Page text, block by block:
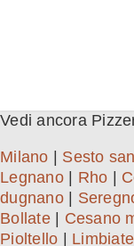
Vedi ancora
Milano Sesto
Legnano| Rho
dugnano|
Bollate| Cesano
Pioltello
Limbiate